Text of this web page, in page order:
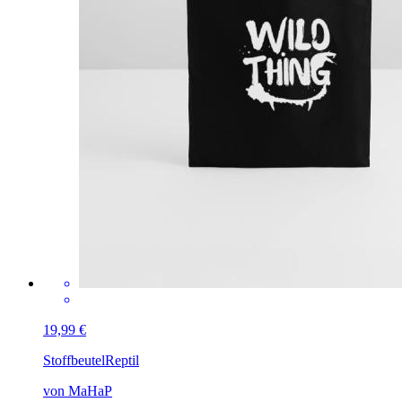
19,99 €
StoffbeutelReptil
von MaHaP